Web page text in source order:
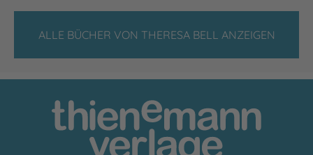
ALLE BÜCHER VON THERESA BELL ANZEIGEN